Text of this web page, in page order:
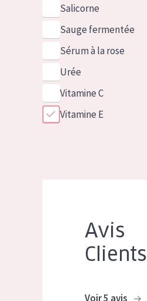
Salicorne
Sauge fermentée
Sérum à la rose
Urée
Vitamine C
Vitamine E
Avis
Clients
Voir 5 avis